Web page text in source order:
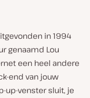
in 1994
genaamd Lou
een heel andere
end van jouw
up-venster sluit, je